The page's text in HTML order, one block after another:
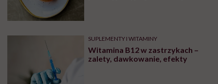
SUPLEMENTY I WITAMINY
Witamina B12 w zastrzykach –
zalety, dawkowanie, efekty